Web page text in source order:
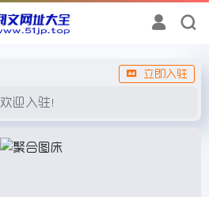
立即入驻
欢迎入驻！